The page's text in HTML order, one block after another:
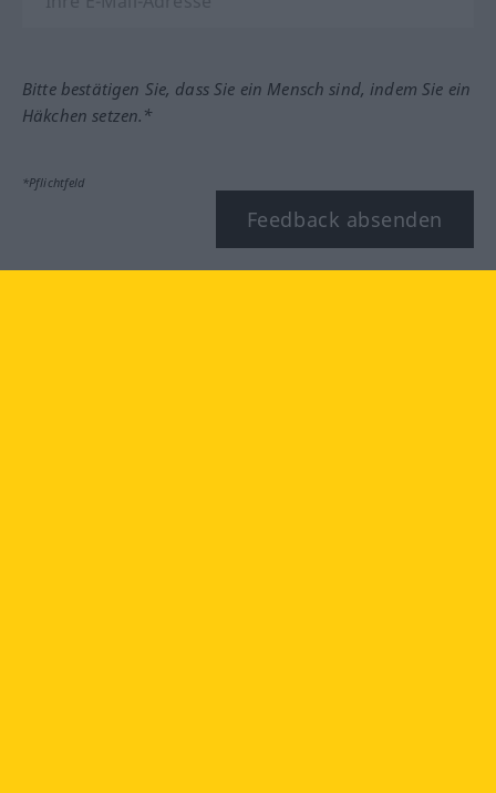
Bitte bestätigen Sie, dass Sie ein Mensch sind, indem Sie ein
Häkchen setzen.*
*Pflichtfeld
Feedback absenden